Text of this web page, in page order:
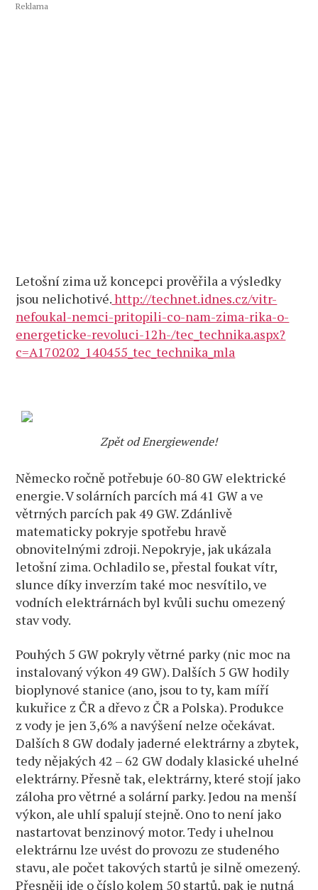
Reklama
Letošní zima už koncepci prověřila a výsledky
jsou nelichotivé.http://technet.idnes.cz/vitr-
nefoukal-nemci-pritopili-co-nam-zima-rika-o-
energeticke-revoluci-12h-/tec_technika.aspx?
c=A170202_140455_tec_technika_mla
Zpět od Energiewende!
Německo ročně potřebuje 60-80 GW elektrické
energie. V solárních parcích má 41 GW a ve
větrných parcích pak 49 GW. Zdánlivě
matematicky pokryje spotřebu hravě
obnovitelnými zdroji. Nepokryje, jak ukázala
letošní zima. Ochladilo se, přestal foukat vítr,
slunce díky inverzím také moc nesvítilo, ve
vodních elektrárnách byl kvůli suchu omezený
stav vody.
Pouhých 5 GW pokryly větrné parky (nic moc na
instalovaný výkon 49 GW). Dalších 5 GW hodily
bioplynové stanice (ano, jsou to ty, kam míří
kukuřice z ČR a dřevo z ČR a Polska). Produkce
z vody je jen 3,6% a navýšení nelze očekávat.
Dalších 8 GW dodaly jaderné elektrárny a zbytek,
tedy nějakých 42 – 62 GW dodaly klasické uhelné
elektrárny. Přesně tak, elektrárny, které stojí jako
záloha pro větrné a solární parky. Jedou na menší
výkon, ale uhlí spalují stejně. Ono to není jako
nastartovat benzinový motor. Tedy i uhelnou
elektrárnu lze uvést do provozu ze studeného
stavu, ale počet takových startů je silně omezený.
Přesněji jde o číslo kolem 50 startů, pak je nutná